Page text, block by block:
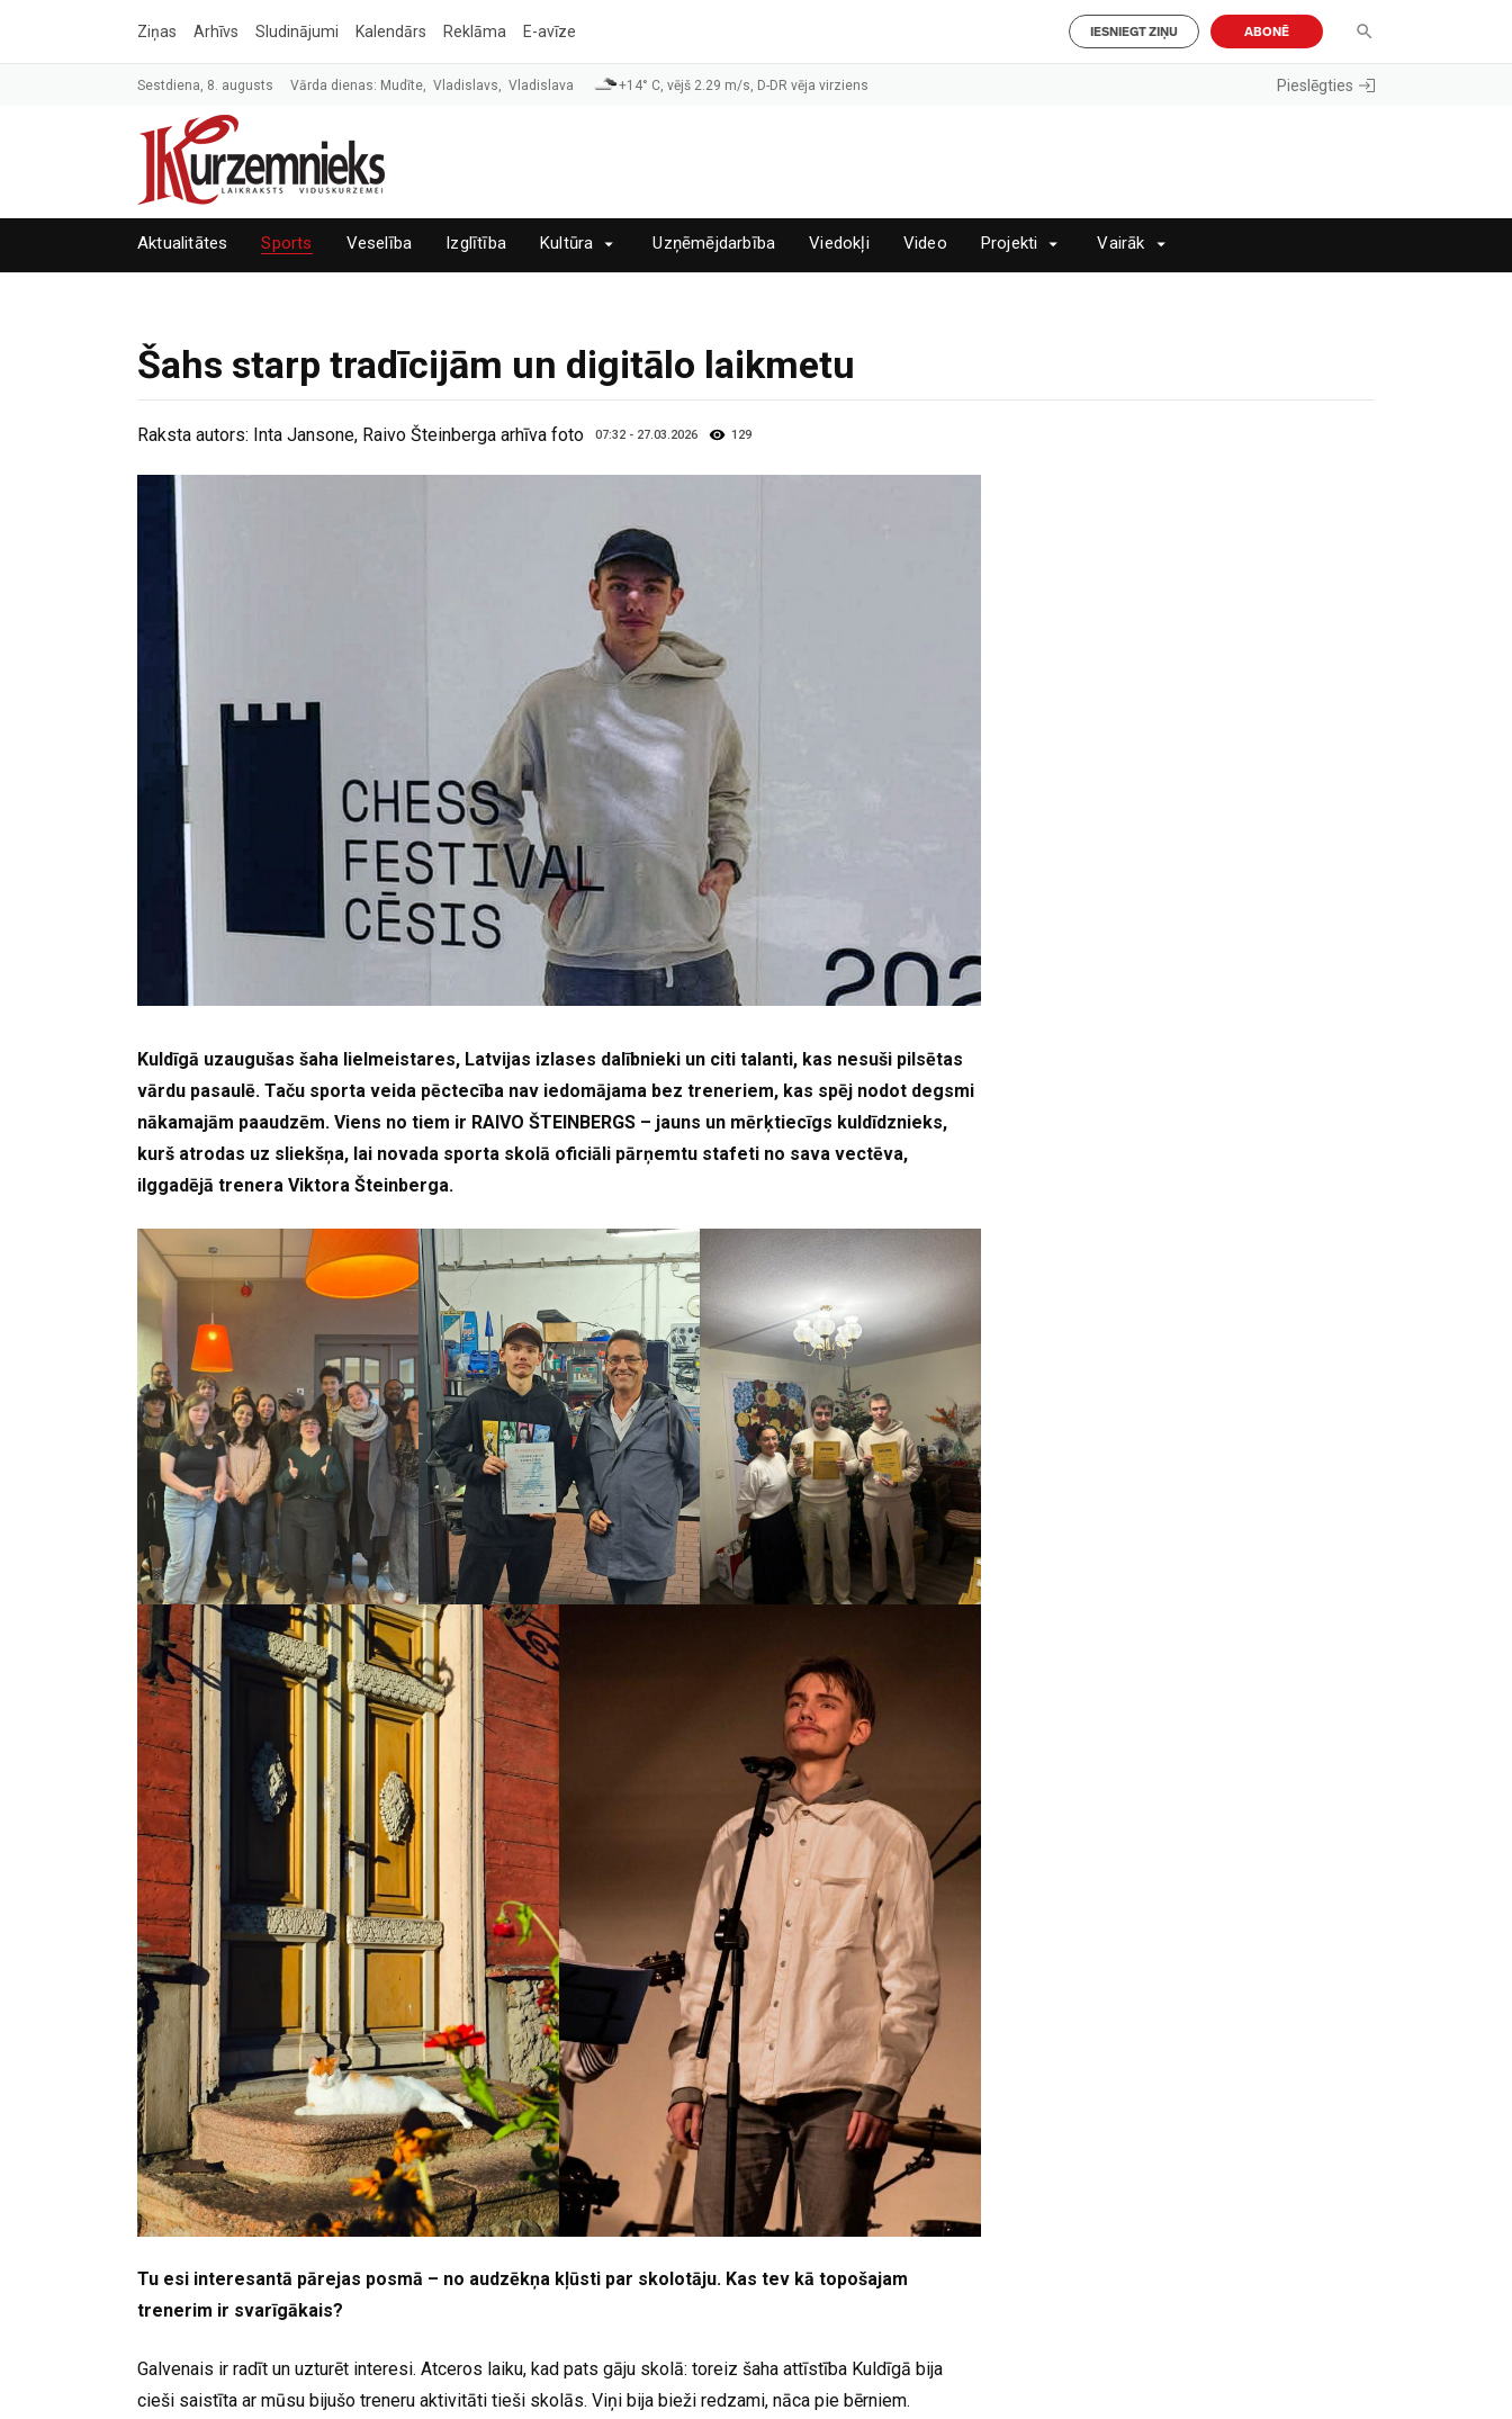
Ziņas Arhīvs Sludinājumi Kalendārs Reklāma E-avīze IESNIEGT ZIŅU ABONĒ
Sestdiena, 8. augusts Vārda dienas: Mudīte, Vladislavs, Vladislava +14° C, vējš 2.29 m/s, D-DR vēja virziens Pieslēgties
Aktualitātes Sports Veselība Izglītība Kultūra Uzņēmējdarbība Viedokļi Video Projekti Vairāk
Šahs starp tradīcijām un digitālo laikmetu
Raksta autors: Inta Jansone, Raivo Šteinberga arhīva foto 07:32 - 27.03.2026 129
Kuldīgā uzaugušas šaha lielmeistares, Latvijas izlases dalībnieki un citi talanti, kas nesuši pilsētas
vārdu pasaulē. Taču sporta veida pēctecība nav iedomājama bez treneriem, kas spēj nodot degsmi
nākamajām paaudzēm. Viens no tiem ir RAIVO ŠTEINBERGS – jauns un mērķtiecīgs kuldīdznieks,
kurš atrodas uz sliekšņa, lai novada sporta skolā oficiāli pārņemtu stafeti no sava vectēva,
ilggadējā trenera Viktora Šteinberga.
Tu esi interesantā pārejas posmā – no audzēkņa kļūsti par skolotāju. Kas tev kā topošajam
trenerim ir svarīgākais?
Galvenais ir radīt un uzturēt interesi. Atceros laiku, kad pats gāju skolā: toreiz šaha attīstība Kuldīgā bija
cieši saistīta ar mūsu bijušo treneru aktivitāti tieši skolās. Viņi bija bieži redzami, nāca pie bērniem.